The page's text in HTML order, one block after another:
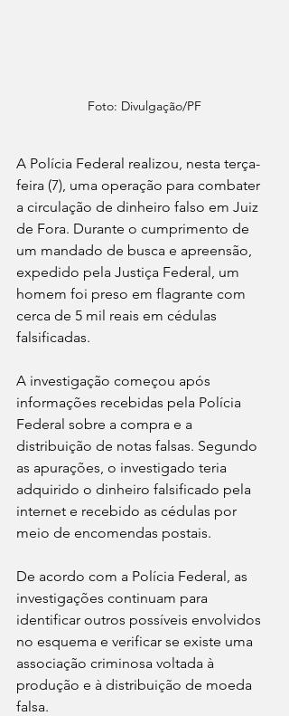
Foto: Divulgação/PF
A Polícia Federal realizou, nesta terça-
feira (7), uma operação para combater
a circulação de dinheiro falso em Juiz
de Fora. Durante o cumprimento de
um mandado de busca e apreensão,
expedido pela Justiça Federal, um
homem foi preso em flagrante com
cerca de 5 mil reais em cédulas
falsificadas.
A investigação começou após
informações recebidas pela Polícia
Federal sobre a compra e a
distribuição de notas falsas. Segundo
as apurações, o investigado teria
adquirido o dinheiro falsificado pela
internet e recebido as cédulas por
meio de encomendas postais.
De acordo com a Polícia Federal, as
investigações continuam para
identificar outros possíveis envolvidos
no esquema e verificar se existe uma
associação criminosa voltada à
produção e à distribuição de moeda
falsa.